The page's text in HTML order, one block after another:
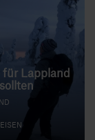
für Lappland